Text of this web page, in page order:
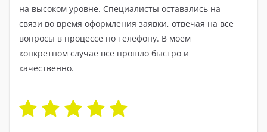
на высоком уровне. Специалисты оставались на
связи во время оформления заявки, отвечая на все
вопросы в процессе по телефону. В моем
конкретном случае все прошло быстро и
качественно.